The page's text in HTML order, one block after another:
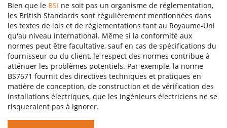
Bien que le BSI ne soit pas un organisme de réglementation,
les British Standards sont régulièrement mentionnées dans
les textes de lois et de réglementations tant au Royaume-Uni
qu'au niveau international. Même si la conformité aux
normes peut être facultative, sauf en cas de spécifications du
fournisseur ou du client, le respect des normes contribue à
atténuer les problèmes potentiels. Par exemple, la norme
BS7671 fournit des directives techniques et pratiques en
matière de conception, de construction et de vérification des
installations électriques, que les ingénieurs électriciens ne se
risqueraient pas à ignorer.